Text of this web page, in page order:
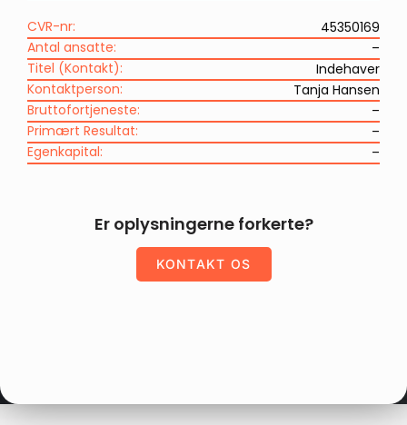
CVR-nr:
45350169
Antal ansatte:
–
Titel (Kontakt):
Indehaver
Kontaktperson:
Tanja Hansen
Bruttofortjeneste:
–
Primært Resultat:
–
Egenkapital:
–
Er oplysningerne forkerte?
KONTAKT OS